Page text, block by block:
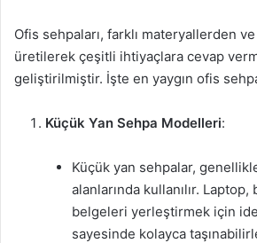
Ofis sehpaları, farklı materyallerden
üretilerek çeşitli ihtiyaçlara cevap
geliştirilmiştir. İşte en yaygın ofis
Küçük Yan Sehpa Modelleri:
Küçük yan sehpalar,
alanlarında kullanılır.
belgeleri yerleştirmek için
sayesinde kolayca